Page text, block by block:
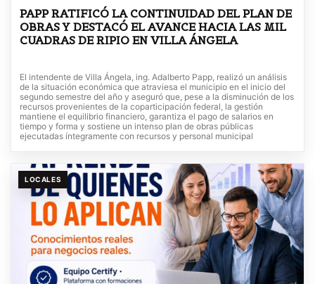
PAPP RATIFICÓ LA CONTINUIDAD DEL PLAN DE
OBRAS Y DESTACÓ EL AVANCE HACIA LAS MIL
CUADRAS DE RIPIO EN VILLA ÁNGELA
El intendente de Villa Ángela, ing. Adalberto Papp, realizó un análisis
de la situación económica que atraviesa el municipio en el inicio del
segundo semestre del año y aseguró que, pese a la disminución de los
recursos provenientes de la coparticipación federal, la gestión
mantiene el equilibrio financiero, garantiza el pago de salarios en
tiempo y forma y sostiene un intenso plan de obras públicas
ejecutadas íntegramente con recursos y personal municipal
LOCALES